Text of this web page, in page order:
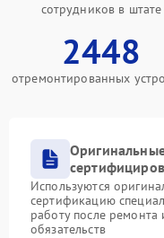
сотрудников в штате
2448
отремонтированных
Используются
сертификацию
работу после
обязательств